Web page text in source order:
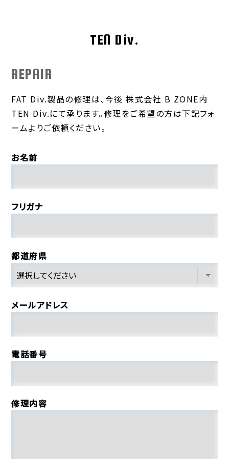
TEN Div.
REPAIR
FAT Div.製品の修理は、今後 株式会社 B ZONE内
TEN Div.にて承ります。修理をご希望の方は下記フォ
ームよりご依頼ください。
お名前
フリガナ
都道府県
メールアドレス
電話番号
修理内容